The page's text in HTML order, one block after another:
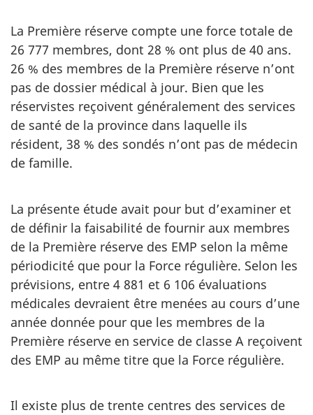
La Première réserve compte une force totale de
26 777 membres, dont 28 % ont plus de 40 ans.
26 % des membres de la Première réserve n’ont
pas de dossier médical à jour. Bien que les
réservistes reçoivent généralement des services
de santé de la province dans laquelle ils
résident, 38 % des sondés n’ont pas de médecin
de famille.
La présente étude avait pour but d’examiner et
de définir la faisabilité de fournir aux membres
de la Première réserve des EMP selon la même
périodicité que pour la Force régulière. Selon les
prévisions, entre 4 881 et 6 106 évaluations
médicales devraient être menées au cours d’une
année donnée pour que les membres de la
Première réserve en service de classe A reçoivent
des EMP au même titre que la Force régulière.
Il existe plus de trente centres des services de